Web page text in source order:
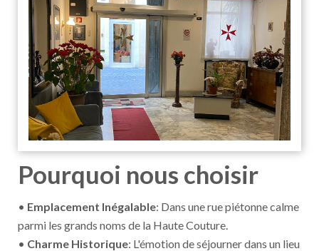
Pourquoi nous choisir
• Emplacement Inégalable: Dans une rue piétonne calme
parmi les grands noms de la Haute Couture.
• Charme Historique: L'émotion de séjourner dans un lieu